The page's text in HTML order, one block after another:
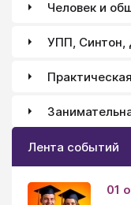
Человек и
УПП, Синтон,
Лента событий
01